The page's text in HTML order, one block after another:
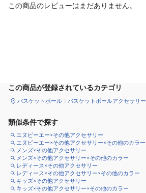
この商品のレビューはまだありません。
この商品が登録されているカテゴリ
バスケットボール バスケットボールアクセサリー
類似条件で探す
エヌビーエー×その他アクセサリー
エヌビーエー×その他アクセサリー×その他のカラー
メンズ×その他アクセサリー
メンズ×その他アクセサリー×その他のカラー
レディース×その他アクセサリー
レディース×その他アクセサリー×その他のカラー
キッズ×その他アクセサリー
キッズ×その他アクセサリー×その他のカラー